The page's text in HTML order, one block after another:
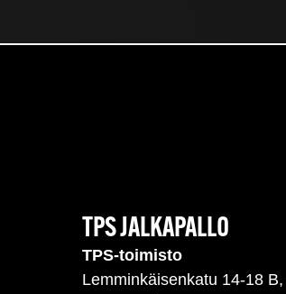
TPS JALKAPALLO
TPS-toimisto
Lemminkäisenkatu 14-18